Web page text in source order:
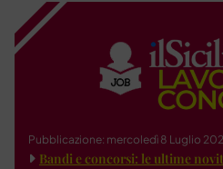
Pubblicazione: mercoledì 8 Luglio
Bandi e concorsi: le ultime